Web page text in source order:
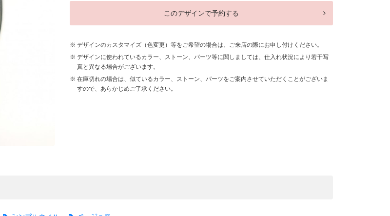
このデザインで予約する
デザインのカスタマイズ（色変更）等をご希望の場合は、ご来店の際にお申し付けください。
デザインに使われているカラー、ストーン、パーツ等に関しましては、仕入れ状況により若干写
真と異なる場合がございます。
在庫切れの場合は、似ているカラー、ストーン、パーツをご案内させていただくことがございま
すので、あらかじめご了承ください。